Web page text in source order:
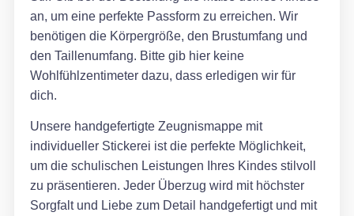
an, um eine perfekte Passform zu erreichen. Wir
benötigen die Körpergröße, den Brustumfang und
den Taillenumfang. Bitte gib hier keine
Wohlfühlzentimeter dazu, dass erledigen wir für
dich.
Unsere handgefertigte Zeugnismappe mit
individueller Stickerei ist die perfekte Möglichkeit,
um die schulischen Leistungen Ihres Kindes stilvoll
zu präsentieren. Jeder Überzug wird mit höchster
Sorgfalt und Liebe zum Detail handgefertigt und mit